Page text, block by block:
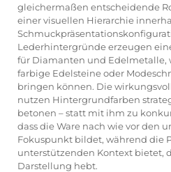
gleichermaßen entscheidende
einer visuellen Hierarchie
Lederhintergründe erzeugen
für Diamanten und Edelmetalle,
farbige Edelsteine oder
bringen können. Die
nutzen Hintergrundfarben
betonen – statt mit ihm zu
dass die Ware nach wie vor den
Fokuspunkt bildet, während die
unterstützenden Kontext bietet,
Darstellung hebt.